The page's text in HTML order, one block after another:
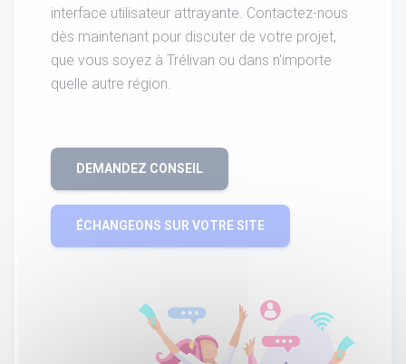
interface utilisateur attrayante. Contactez-nous
dès maintenant pour discuter de votre projet,
que vous soyez à Trélivan ou dans n'importe
quelle autre région.
DEMANDEZ CONSEIL
ÉCHANGEONS SUR VOTRE SITE